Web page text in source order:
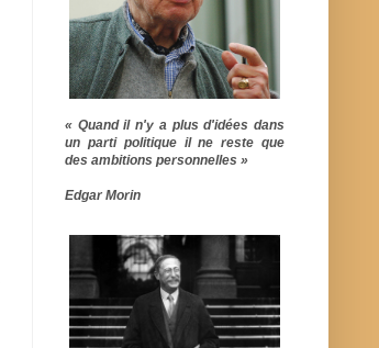
« Quand il n'y a plus d'idées dans
un parti politique il ne reste que
des ambitions personnelles »
Edgar Morin